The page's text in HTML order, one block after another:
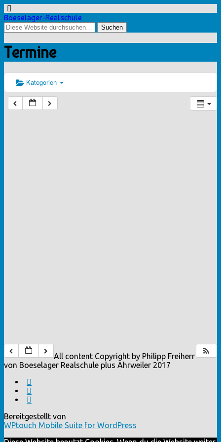
Boeselager-Realschule
Termine
Kategorien
All content Copyright by Philipp Freiherr
von Boeselager Realschule plus Ahrweiler 2017
Bereitgestellt von
WPtouch Mobile Suite for WordPress